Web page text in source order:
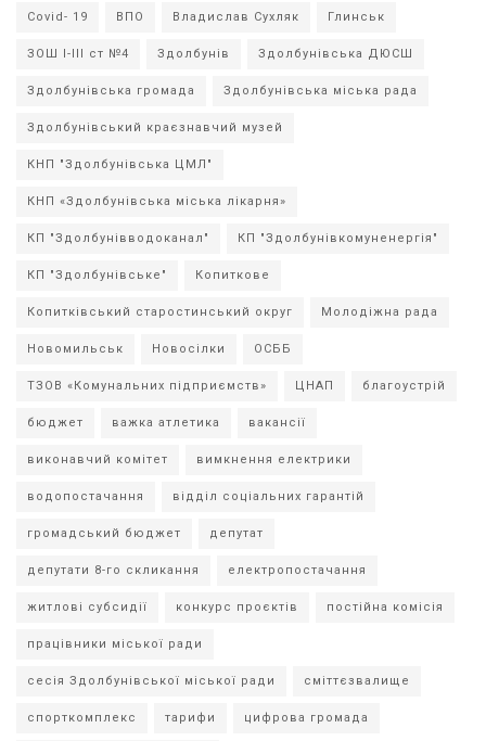
Covid- 19 ВПО Владислав Сухляк Глинськ
ЗОШ І-ІІІ ст №4 Здолбунів Здолбунівська ДЮСШ
Здолбунівська громада Здолбунівська міська рада
Здолбунівський краєзнавчий музей
КНП "Здолбунівська ЦМЛ"
КНП «Здолбунівська міська лікарня»
КП "Здолбунівводоканал" КП "Здолбунівкомуненергія"
КП "Здолбунівське" Копиткове
Копитківський старостинський округ Молодіжна рада
Новомильськ Новосілки ОСББ
ТЗОВ «Комунальних підприємств» ЦНАП благоустрій
бюджет важка атлетика вакансії
виконавчий комітет вимкнення електрики
водопостачання відділ соціальних гарантій
громадський бюджет депутат
депутати 8-го скликання електропостачання
житлові субсидії конкурс проєктів постійна комісія
працівники міської ради
сесія Здолбунівської міської ради сміттєзвалище
спорткомплекс тарифи цифрова громада